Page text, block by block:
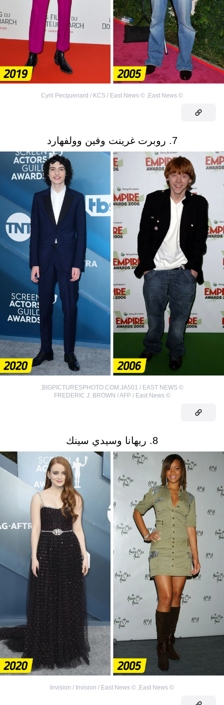
©
East News
,
©
Cyril Pecquenard / KCS / East News
7. روبرت غرينت وفين وولفهارد
©
BIGPICTURESPHOTO.COM:JA501 / EAST NEWS
,
©
FREDERIC J. BROWN / AFP / East News
8. ريهانا وسيدي سينك
©
East News
,
©
Invision / Invision / East News